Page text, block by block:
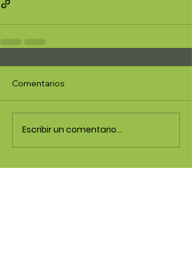
Comentarios
Escribir un comentario...